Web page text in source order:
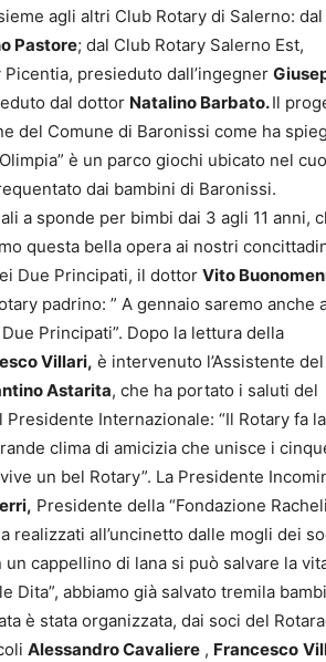
agli altri Club Rotary di Salerno: dal
Pastore; dal Club Rotary Salerno Est,
Picentia, presieduto dall’ingegner
dal dottor Natalino Barbato.Il
del Comune di Baronissi come ha
Olimpia” è un parco giochi ubicato nel
dai bambini di Baronissi.
a sponde per bimbi dai 3 agli 11 anni,
questa bella opera ai nostri
Due Principati, il dottor Vito
padrino: ” A gennaio saremo anche
Principati”. Dopo la lettura della
Villari, è intervenuto l’Assistente del
Astarita, che ha portato i saluti del
Internazionale: “Il Rotary fa la
clima di amicizia che unisce i
un bel Rotary”. La Presidente
Presidente della “Fondazione
realizzati all’uncinetto dalle mogli dei
cappellino di lana si può salvare la
Dita”, abbiamo già salvato tremila
è stata organizzata, dai soci del
Alessandro Cavaliere , Francesco